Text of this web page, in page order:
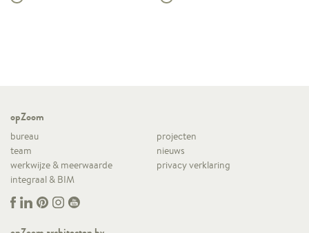
opZoom
bureau
projecten
team
nieuws
werkwijze & meerwaarde
privacy verklaring
integraal & BIM